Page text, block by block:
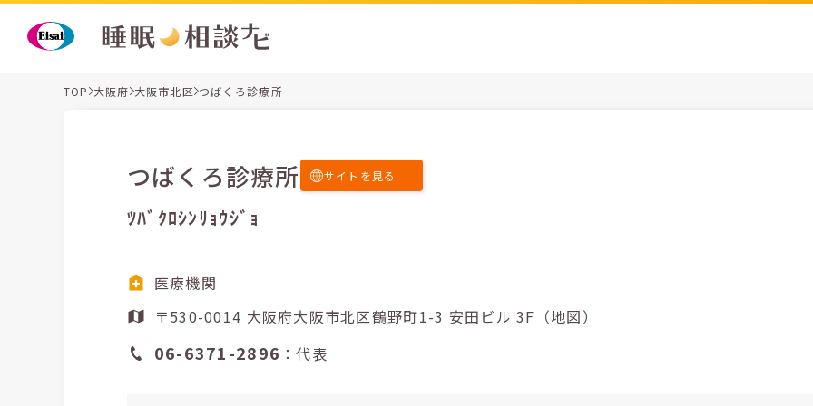
TOP 大阪府 大阪市北区 つばくろ診療所
つばくろ診療所 サイトを見る
ﾂﾊﾞｸﾛｼﾝﾘｮｳｼﾞｮ
医療機関
〒530-0014 大阪府大阪市北区鶴野町1-3 安田ビル 3F（地図）
06-6371-2896 ：代表